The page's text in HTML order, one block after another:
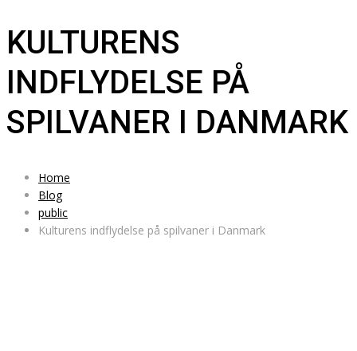
KULTURENS
INDFLYDELSE PÅ
SPILVANER I DANMARK
Home
Blog
public
Kulturens indflydelse på spilvaner i Danmark